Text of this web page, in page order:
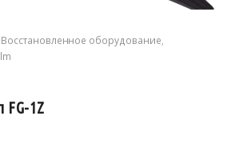
Восстановленное оборудование
FG-1Z